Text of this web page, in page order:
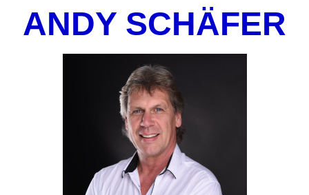
ANDY SCHÄFER